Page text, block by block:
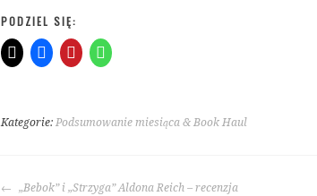
PODZIEL SIĘ:
Kategorie: Podsumowanie miesiąca & Book Haul
g
NAWIGACJA
„Bebok” i „Strzyga” Aldona Reich – recenzja